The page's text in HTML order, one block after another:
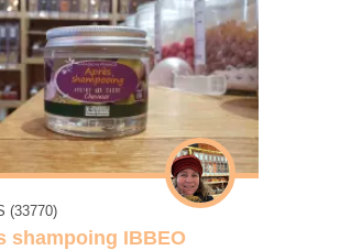
(33770)
shampoing IBBEO